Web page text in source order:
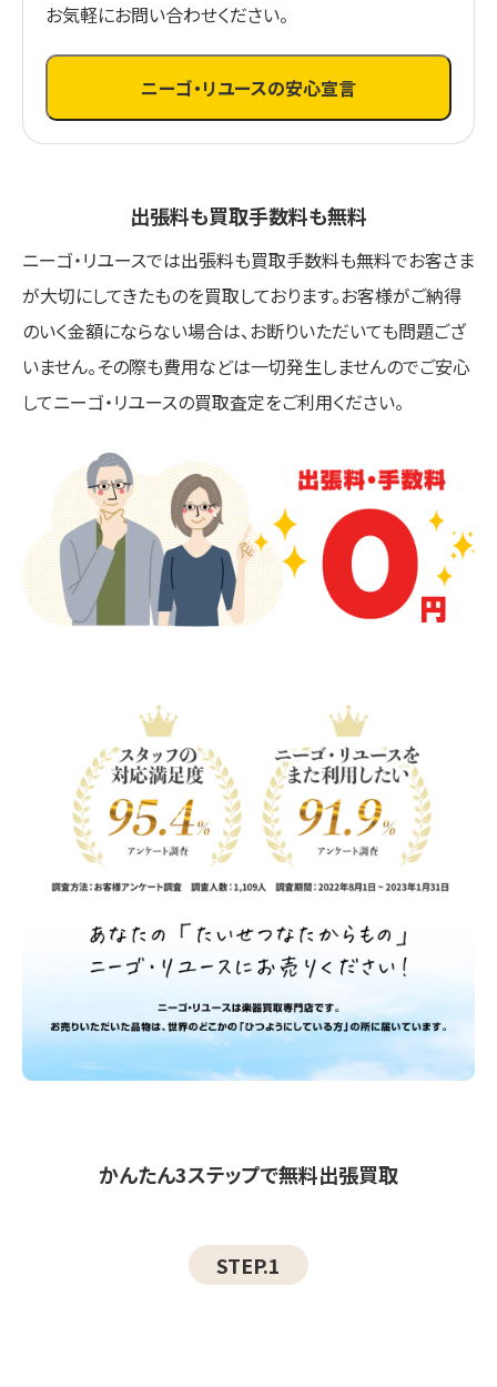
お気軽にお問い合わせください。
ニーゴ・リユースの安心宣言
出張料も買取手数料も無料
ニーゴ・リユースでは出張料も買取手数料も無料でお客さま
が大切にしてきたものを買取しております。お客様がご納得
のいく金額にならない場合は、お断りいただいても問題ござ
いません。その際も費用などは一切発生しませんのでご安心
してニーゴ・リユースの買取査定をご利用ください。
かんたん3ステップで無料出張買取
STEP.1